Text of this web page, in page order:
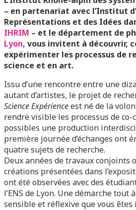
– en partenariat avec l’Institut
Représentations et des Idées
IHRIM – et le département de
Lyon, vous invitent à découvrir,
expérimenter les processus de
science et en art.
Issu d’une rencontre entre une
autant d’artistes, le projet de
Science Expérienceest né de la
rendre visible les processus de
possibles une production
première journée d’échanges ont
quatre sujets de recherche.
Deux années de travaux conjoints
créations présentées dans
ont été observées avec des
l’ENS de Lyon. Une démarche tout
sensible et réflexive que vous êtes